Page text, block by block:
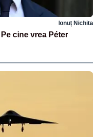
Ionuț Nichita
cine vrea Péter